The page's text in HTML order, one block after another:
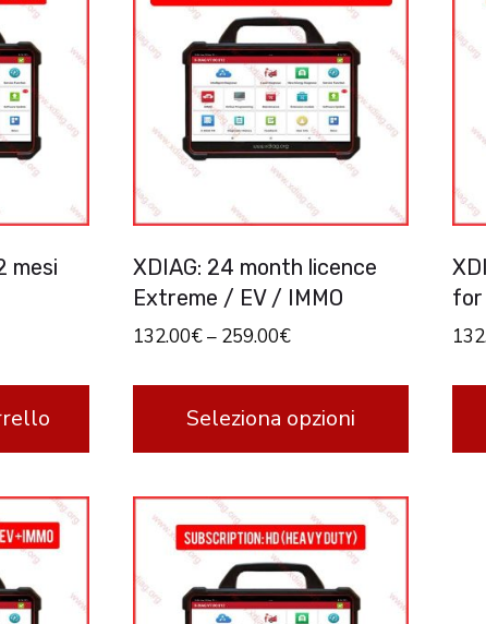
mesi
XDIAG: 24 month licence
Extreme / EV / IMMO
132.00€– 259.00€
Seleziona opzioni
prodotto
più
varianti.
for